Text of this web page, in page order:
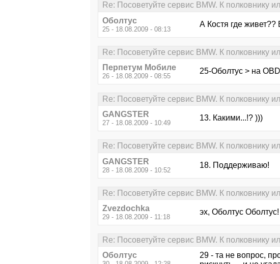
Re: Посоветуйте сервис BMW. К полковнику
Оболтус
25 - 18.08.2009 - 08:13
А Костя где
Re: Посоветуйте сервис BMW. К полковнику
Перпетум Мобиле
26 - 18.08.2009 - 08:55
25-Оболтус > на
Re: Посоветуйте сервис BMW. К полковнику
GANGSTER
27 - 18.08.2009 - 10:49
13. Какими...!? )))
Re: Посоветуйте сервис BMW. К полковнику
GANGSTER
28 - 18.08.2009 - 10:52
18. Поддерживаю!
Re: Посоветуйте сервис BMW. К полковнику
Zvezdochka
29 - 18.08.2009 - 11:18
эх, Оболтус
Re: Посоветуйте сервис BMW. К полковнику
Оболтус
29 - та не вопрос,